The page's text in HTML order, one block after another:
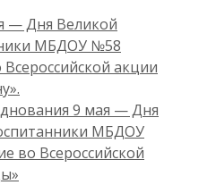
— Дня Великой
МБДОУ №58
акции
9 мая — Дня
МБДОУ
во Всероссийской